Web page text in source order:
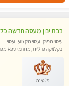
עיסוי מפנק, עיסוי מקצועי, עיסוי
בקלניקה פרטית, מתחמי ספא
פלטינה